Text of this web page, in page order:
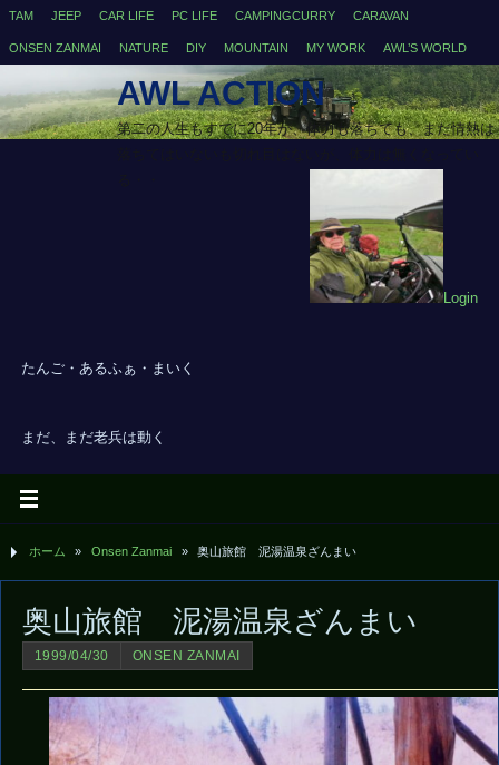
TAM JEEP CAR LIFE PC LIFE CAMPINGCURRY CARAVAN
ONSEN ZANMAI NATURE DIY MOUNTAIN MY WORK AWL’S WORLD
AWL ACTION
第二の人生もすでに20年が、体力も落ちても、まだ情熱は
Login
たんご・あるふぁ・まいく
まだ、まだ老兵は動く
ホーム » Onsen Zanmai » 奥山旅館 泥湯温泉ざんまい
奥山旅館 泥湯温泉ざんまい
1999/04/30 ONSEN ZANMAI